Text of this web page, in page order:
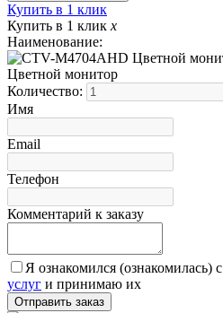
Купить в 1 клик
Купить в 1 клик x
Наименование:
Цветной монитор
Количество:
Имя
Email
Телефон
Комментарий к заказу
Я ознакомился (ознакомилась) с
услуг и принимаю их